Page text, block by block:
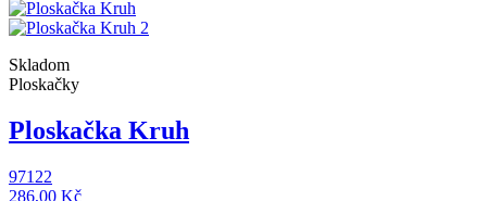
Skladom
Ploskačky
Ploskačka Kruh
97122
286,00 Kč